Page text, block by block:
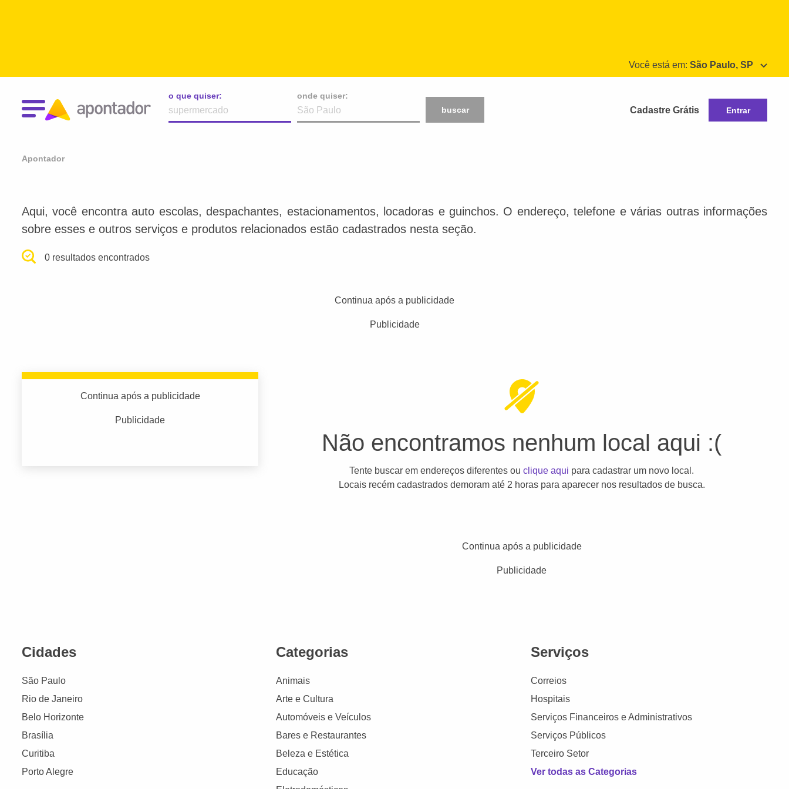
Você está em: São Paulo, SP
o que quiser:
onde quiser:
buscar
Cadastre Grátis Entrar
Apontador
Aqui, você encontra auto escolas, despachantes, estacionamentos, locadoras e guinchos. O endereço, telefone e várias outras informações
sobre esses e outros serviços e produtos relacionados estão cadastrados nesta seção.
0 resultados encontrados
Continua após a publicidade
Publicidade
Continua após a publicidade
Publicidade
Não encontramos nenhum local aqui :(
Tente buscar em endereços diferentes ouclique aqui para cadastrar um novo local.
Locais recém cadastrados demoram até 2 horas para aparecer nos resultados de busca.
Continua após a publicidade
Publicidade
Cidades
São Paulo
Rio de Janeiro
Belo Horizonte
Brasília
Curitiba
Porto Alegre
Categorias
Animais
Arte e Cultura
Automóveis e Veículos
Bares e Restaurantes
Beleza e Estética
Educação
Serviços
Correios
Hospitais
Serviços Financeiros e Administrativos
Serviços Públicos
Terceiro Setor
Ver todas as Categorias